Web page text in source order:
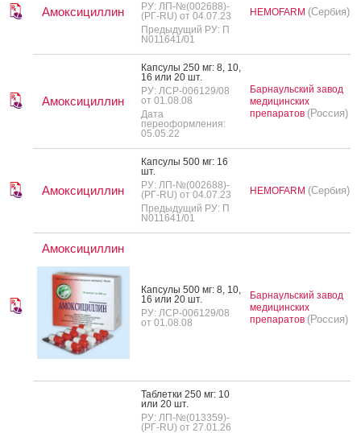
Амоксициллин
РУ: ЛП-№(002688)-
(РГ-RU) от 04.07.23
Предыдущий РУ: П
N011641/01
HEMOFARM (Сербия)
Амоксициллин
Кап­су­лы 250 мг: 8, 10,
16 или 20 шт.
РУ: ЛСР-006129/08
от 01.08.08
Дата
переоформления:
05.05.22
Барнаульский завод
медицинских
препаратов (Россия)
Амоксициллин
Кап­су­лы 500 мг: 16
шт.
РУ: ЛП-№(002688)-
(РГ-RU) от 04.07.23
Предыдущий РУ: П
N011641/01
HEMOFARM (Сербия)
Амоксициллин
Кап­су­лы 500 мг: 8, 10,
16 или 20 шт.
РУ: ЛСР-006129/08
от 01.08.08
Барнаульский завод
медицинских
препаратов (Россия)
Таб­летки 250 мг: 10
или 20 шт.
РУ: ЛП-№(013359)-
(РГ-RU) от 27.01.26